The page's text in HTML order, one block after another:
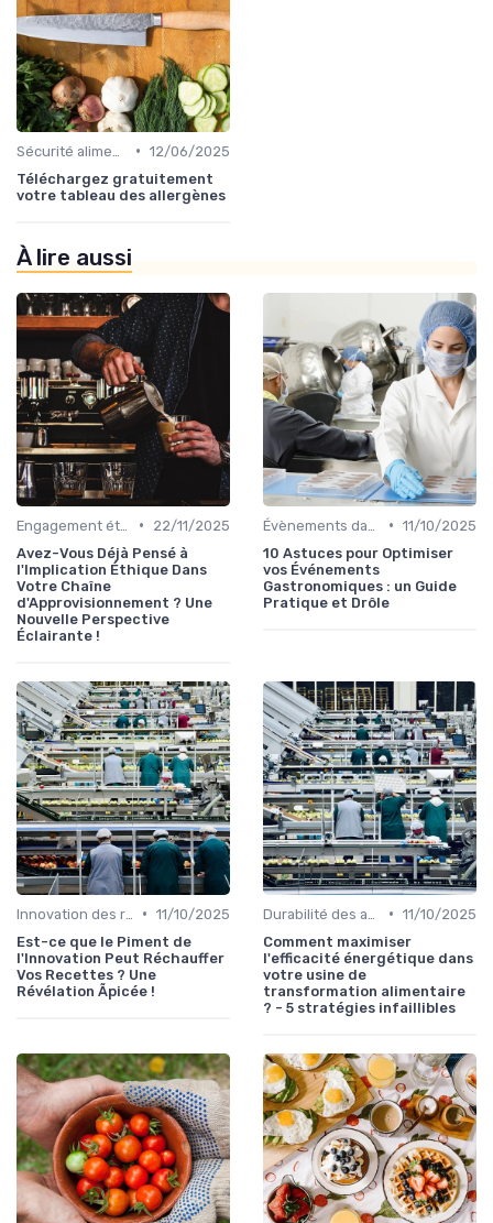
• 12/06/2025
Téléchargez gratuitement
votre tableau des allergènes
À lire aussi
•
22/11/2025
Avez-Vous Déjà Pensé à
l'Implication Éthique Dans
Votre Chaîne
d'Approvisionnement ? Une
Nouvelle Perspective
Éclairante !
• 11/10/2025
10 Astuces pour Optimiser
vos Événements
Gastronomiques : un Guide
Pratique et Drôle
• 11/10/2025
Est-ce que le Piment de
l'Innovation Peut Réchauffer
Vos Recettes ? Une
Révélation Ãpicée !
• 11/10/2025
Comment maximiser
l'efficacité énergétique dans
votre usine de
transformation alimentaire
? - 5 stratégies infaillibles